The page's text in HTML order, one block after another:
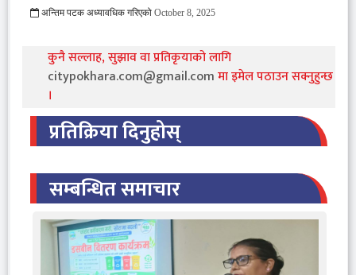
अन्तिम पटक अध्यावधिक गरिएको October 8, 2025
कुनै सल्लाह, सुझाव वा प्रतिकृयाको लागि
citypokhara.com@gmail.comमा इमेल पठाउन सक्नुहुन्छ
।
प्रतिक्रिया दिनुहोस्
सम्बन्धित समाचार